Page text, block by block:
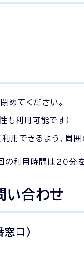
めてください。
も利用可能です）
用できるよう、周囲
の利用時間は20分を
い合わせ
口）